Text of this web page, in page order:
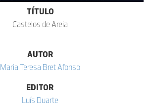
TÍTULO
Castelos de Areia
AUTOR
Maria Teresa Bret Afonso
EDITOR
Luís Duarte